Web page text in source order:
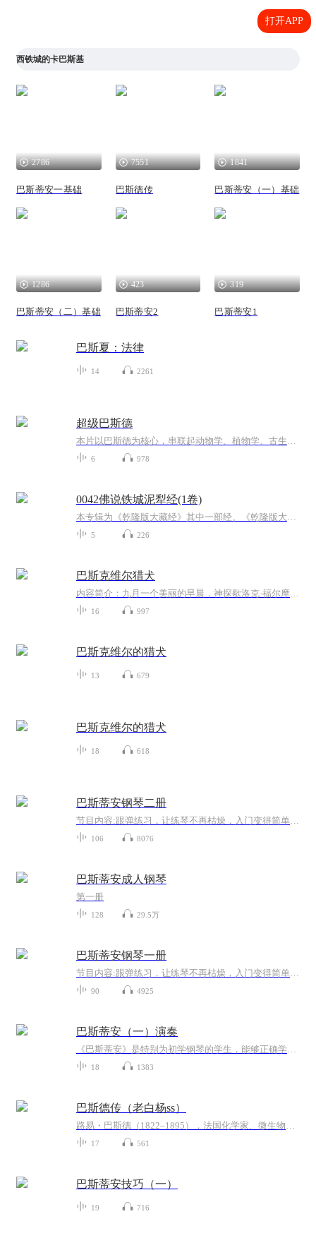
打开APP
西铁城的卡巴斯基
2786
巴斯蒂安一基础
7551
巴斯德传
1841
巴斯蒂安（一）基础
1286
巴斯蒂安（二）基础
423
巴斯蒂安2
319
巴斯蒂安1
巴斯夏：法律
14 2261
超级巴斯德
本片以巴斯德为核心，串联起动物学、植物学、古生物学、微生物学、生物医学及现代生物技术等相关学科的有趣知识。延续《我的牛顿教练》《门捷列夫很忙》等纪录片的动画表现风格，以生动、幽默的叙事手法，将更多的生物学知识普及给观众。
6 978
0042佛说铁城泥犁经(1卷)
本专辑为《乾隆版大藏经》其中一部经。《乾隆版大藏经》为清代官刻汉文大藏经，是在明朝《永乐北藏》基础上编较而成的，全藏共分正藏和续藏两类。正藏共485函，以千字文编号，从“天”至“漆”，分为大乘五大部经、五大部外重单译经、小乘《阿含经》及重单...
5 226
巴斯克维尔猎犬
内容简介：九月一个美丽的早晨，神探歇洛克·福尔摩斯收到一封来自一位名叫詹姆斯·摩梯末的医生的拜访信。上午十点半摩梯末医生如约而至，他随身带来了一扎神秘的手稿，这扎手稿来自已故的查尔斯·巴斯克维尔爵土。信中讲述了一百多年前巴斯克维尔家族的...
16 997
巴斯克维尔的猎犬
13 679
巴斯克维尔的猎犬
18 618
巴斯蒂安钢琴二册
节目内容:跟弹练习，让练琴不再枯燥，入门变得简单，每一首曲子用慢速的形式跟练，让练习从一开始就有意识锻炼耳朵聆听能力，慢慢形成思维习惯，转化成下意识，节奏得到训练，不抢拍，不拖拍，成就了乐感，让自己慢下来享受音乐的美主播介绍:想在有声世界...
106 8076
巴斯蒂安成人钢琴
第一册
128 29.5万
巴斯蒂安钢琴一册
节目内容:跟弹练习，让练琴不再枯燥，入门变得简单，每一首曲子用慢速的形式跟练，让练习从一开始就有意识锻炼耳朵聆听能力，慢慢形成思维习惯，转化成下意识，节奏得到训练，不抢拍，不拖拍，成就了乐感，让自己慢下来享受音乐的美
90 4925
巴斯蒂安（一）演奏
《巴斯蒂安》是特别为初学钢琴的学生，能够正确学习钢琴演奏基础而设计的一套有趣的、内容全面的钢琴教材。教材采用循序渐进的多种教学法，让学生学习到各种基础的节奏类型、音程、和弦、音阶、音乐记号和术语。希望本专辑能对各位琴童的学习有所帮助，后...
18 1383
巴斯德传（老白杨ss）
路易・巴斯德（1822–1895），法国化学家、微生物学家，被誉为微生物学之父。曲颈瓶实验推翻自然发生论，发明沿用至今的巴氏消毒法。探明蚕病成因挽救法国丝绸产业，研发炭疽、狂犬病减毒疫苗，奠定现代免疫学基础。他建立病原微生物学说，推动医疗无菌理...
17 561
巴斯蒂安技巧（一）
19 716